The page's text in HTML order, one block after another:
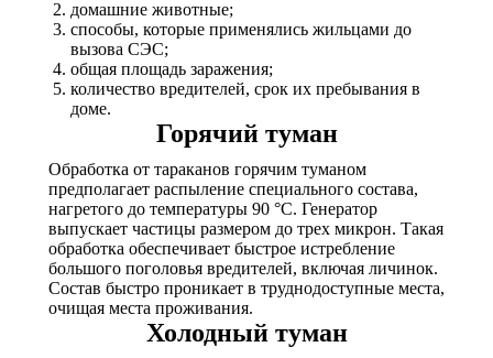
домашние животные;
способы, которые применялись жильцами до
вызова СЭC;
общая площадь заражения;
количество вредителей, срок их пребывания в
доме.
Горячий туман
Обработка от тараканов горячим туманом
предполагает распыление специального состава,
нагретого до температуры 90 °С. Генератор
выпускает частицы размером до трех микрон. Такая
обработка обеспечивает быстрое истребление
большого поголовья вредителей, включая личинок.
Состав быстро проникает в труднодоступные места,
очищая места проживания.
Холодный туман